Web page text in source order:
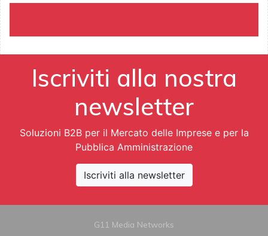
Iscriviti alla nostra
newsletter
Soluzioni B2B per il Mercato delle Imprese e per la
Pubblica Amministrazione
Iscriviti alla newsletter
G11 Media Networks